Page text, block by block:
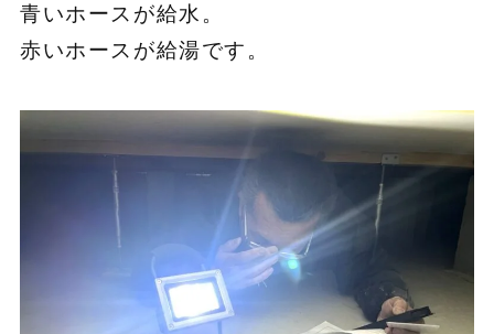
青いホースが給水。
赤いホースが給湯です。